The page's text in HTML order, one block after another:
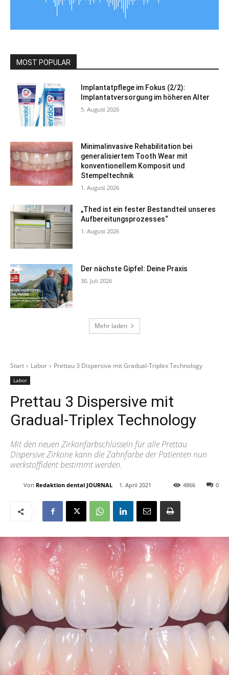
MOST POPULAR
Implantatpflege im Fokus (2/2):
Implantatversorgung im höheren Alter
5. August 2026
Minimalinvasive Rehabilitation bei
generalisiertem Tooth Wear mit
konventionellem Komposit und
Stempeltechnik
1. August 2026
„Thed ist ein fester Bestandteil unseres
Aufbereitungsprozesses“
1. August 2026
Der nächste Gipfel: Deine Praxis
30. Juli 2026
Mehr laden